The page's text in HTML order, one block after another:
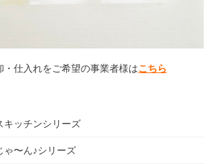
・仕入れをご希望の事業者様はこちら
キッチンシリーズ
ゃ〜ん♪シリーズ